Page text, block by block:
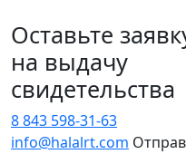
Оставьте
на выдачу
свидетельства
8 843 598-31-63
info@halalrt.com